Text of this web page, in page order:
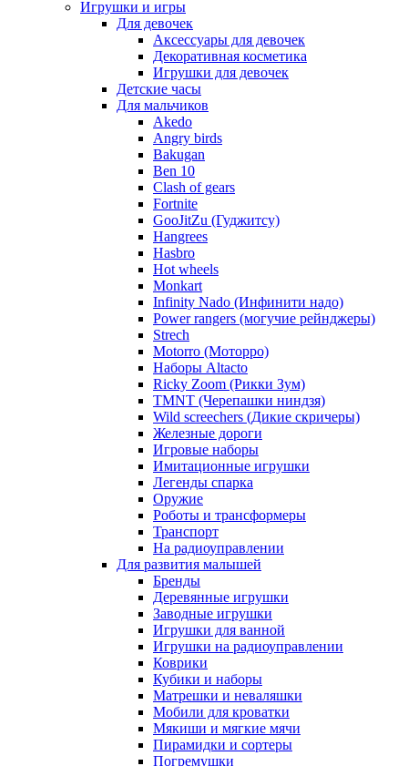
Игрушки и игры
Для девочек
Аксессуары для девочек
Декоративная косметика
Игрушки для девочек
Детские часы
Для мальчиков
Akedo
Angry birds
Bakugan
Ben 10
Clash of gears
Fortnite
GooJitZu (Гуджитсу)
Hangrees
Hasbro
Hot wheels
Monkart
Infinity Nado (Инфинити надо)
Power rangers (могучие рейнджеры)
Strech
Motorro (Моторро)
Наборы Altacto
Ricky Zoom (Рикки Зум)
TMNT (Черепашки ниндзя)
Wild screechers (Дикие скричеры)
Железные дороги
Игровые наборы
Имитационные игрушки
Легенды спарка
Оружие
Роботы и трансформеры
Транспорт
На радиоуправлении
Для развития малышей
Бренды
Деревянные игрушки
Заводные игрушки
Игрушки для ванной
Игрушки на радиоуправлении
Коврики
Кубики и наборы
Матрешки и неваляшки
Мобили для кроватки
Мякиши и мягкие мячи
Пирамидки и сортеры
Погремушки